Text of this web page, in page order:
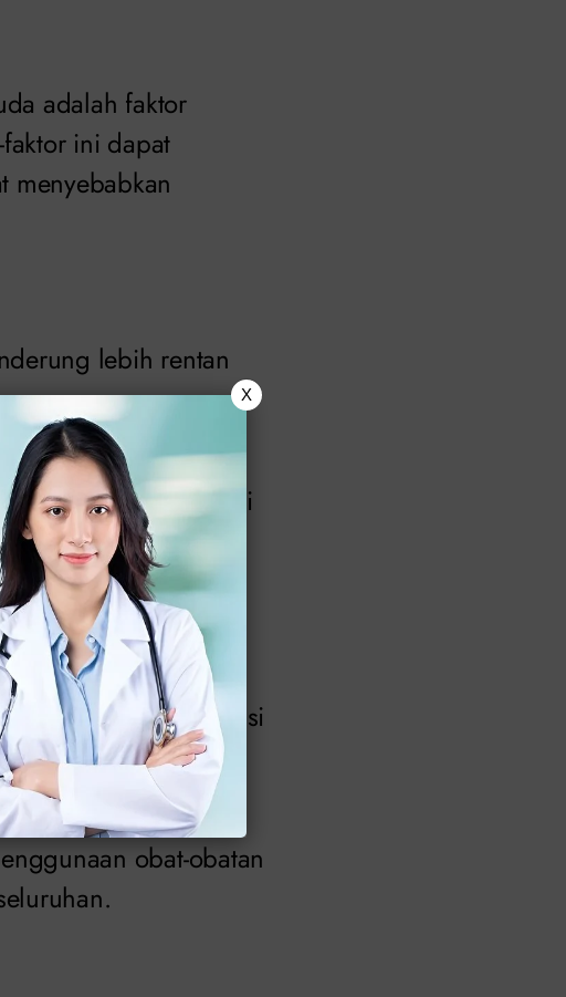
adalah faktor
ini dapat
menyebabkan
lebih rentan
seksual dapat
ejakulasi
berlebihan,
ejakulasi
aliran
obat-obatan
X